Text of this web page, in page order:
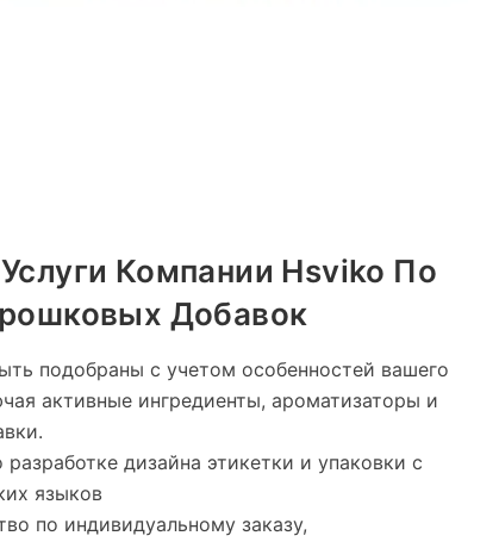
Компании Hsviko По
Добавок
подобраны с учетом особенностей вашего
активные ингредиенты, ароматизаторы и
разработке дизайна этикетки и упаковки с
языков
по индивидуальному заказу,